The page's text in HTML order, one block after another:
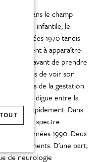
temps dans le champ
l’autisme infantile, le
les années 1970 tandis
timidement à apparaître
1990 avant de prendre
2000 puis de voir son
celles de la gestation
la digue entre la
rapidement. Dans
du spectre
des années 1990. Deux
fondements. D’une part,
de neurologie